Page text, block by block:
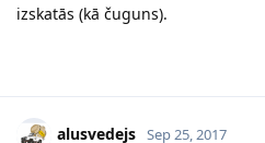
izskatās (kā čuguns).
alusvedejs Sep 25, 2017